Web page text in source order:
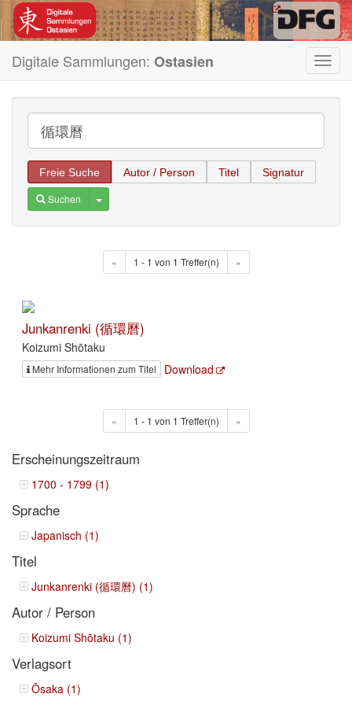
Digitale Sammlungen: Ostasien
Freie Suche Autor / Person Titel Signatur
Suchen Toggle Dropdown
« 1 - 1 von 1 Treffer(n) »
Junkanrenki (循環曆)
Koizumi Shōtaku
Mehr Informationen zum Titel Download
« 1 - 1 von 1 Treffer(n) »
Erscheinungszeitraum
1700 - 1799 (1)
Sprache
Japanisch (1)
Titel
Junkanrenki (循環曆) (1)
Autor / Person
Koizumi Shōtaku (1)
Verlagsort
Ōsaka (1)